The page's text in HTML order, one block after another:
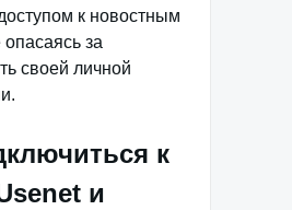
к новостным
за
своей личной
к
и